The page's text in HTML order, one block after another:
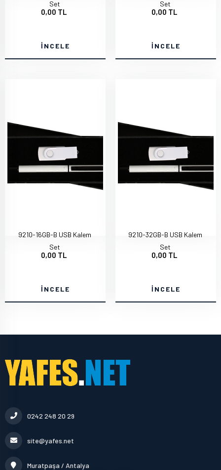
Set
0,00 TL
İNCELE
Set
0,00 TL
İNCELE
9210-16GB-B USB Kalem
Set
0,00 TL
İNCELE
9210-32GB-B USB Kalem
Set
0,00 TL
İNCELE
0242 248 20 29
site@yafes.net
Muratpaşa / Antalya